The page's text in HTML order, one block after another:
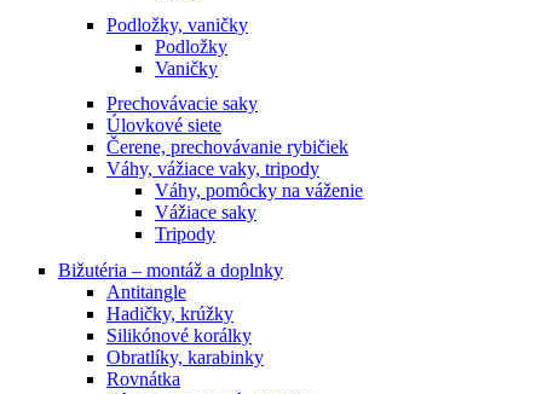
Podložky, vaničky
Podložky
Vaničky
Prechovávacie saky
Úlovkové siete
Čerene, prechovávanie rybičiek
Váhy, vážiace vaky, tripody
Váhy, pomôcky na váženie
Vážiace saky
Tripody
Bižutéria – montáž a doplnky
Antitangle
Hadičky, krúžky
Silikónové korálky
Obratlíky, karabinky
Rovnátka